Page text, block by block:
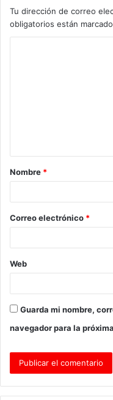
Tu dirección de correo
obligatorios están
a
r
*
Nombre *
Correo electrónico *
Web
Guarda mi nombre,
navegador para la